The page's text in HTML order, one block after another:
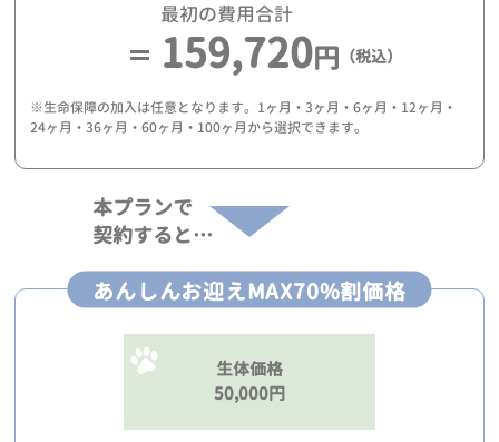
最初の費用合計
159,720円 （税込）
※生命保障の加入は任意となります。1ヶ月・3ヶ月・6ヶ月・12ヶ月・
24ヶ月・36ヶ月・60ヶ月・100ヶ月から選択できます。
本プランで
契約すると…
あんしんお迎えMAX70%割価格
生体価格
50,000円